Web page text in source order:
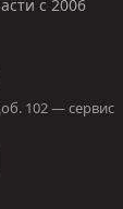
с 2006
102— сервис